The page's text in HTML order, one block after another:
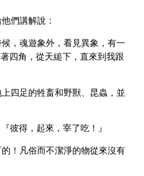
們講解說：
，魂遊象外，看見異象，有一
四角，從天縋下，直來到我跟
四足的牲畜和野獸、昆蟲，並
彼得，起來，宰了吃！』
！凡俗而不潔淨的物從來沒有